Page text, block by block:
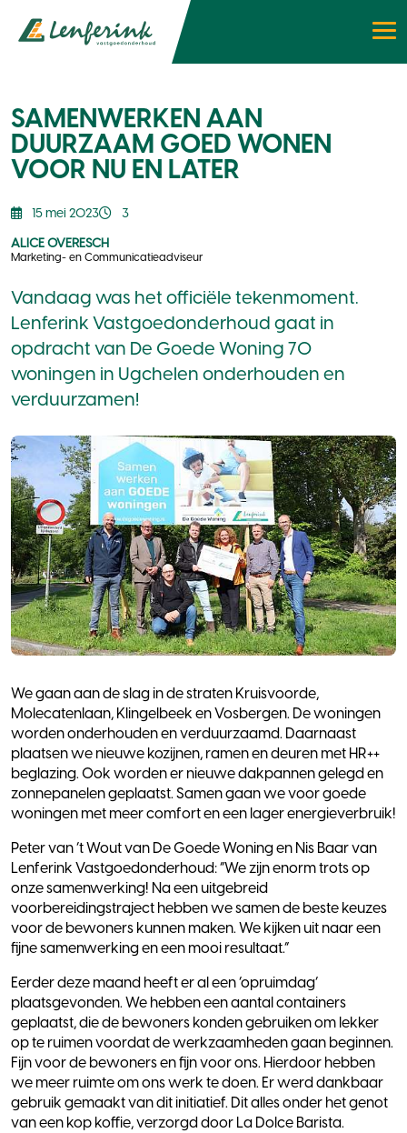
SAMENWERKEN AAN
DUURZAAM GOED WONEN
VOOR NU EN LATER
ALICE OVERESCH
Marketing- en Communicatieadviseur
15 mei 2023 3
Vandaag was het officiële tekenmoment.
Lenferink Vastgoedonderhoud gaat in
opdracht van De Goede Woning 70
woningen in Ugchelen onderhouden en
verduurzamen!
We gaan aan de slag in de straten Kruisvoorde,
Molecatenlaan, Klingelbeek en Vosbergen. De woningen
worden onderhouden en verduurzaamd. Daarnaast
plaatsen we nieuwe kozijnen, ramen en deuren met HR++
beglazing. Ook worden er nieuwe dakpannen gelegd en
zonnepanelen geplaatst. Samen gaan we voor goede
woningen met meer comfort en een lager energieverbruik!
Peter van ‘t Wout van De Goede Woning en Nis Baar van
Lenferink Vastgoedonderhoud: “We zijn enorm trots op
onze samenwerking! Na een uitgebreid
voorbereidingstraject hebben we samen de beste keuzes
voor de bewoners kunnen maken. We kijken uit naar een
fijne samenwerking en een mooi resultaat.”
Eerder deze maand heeft er al een ‘opruimdag’
plaatsgevonden. We hebben een aantal containers
geplaatst, die de bewoners konden gebruiken om lekker
op te ruimen voordat de werkzaamheden gaan beginnen.
Fijn voor de bewoners en fijn voor ons. Hierdoor hebben
we meer ruimte om ons werk te doen. Er werd dankbaar
gebruik gemaakt van dit initiatief. Dit alles onder het genot
van een kop koffie, verzorgd door La Dolce Barista.